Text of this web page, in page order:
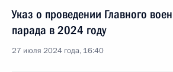
Указ о проведении Главного
парада в 2024 году
27 июля 2024 года, 16:40